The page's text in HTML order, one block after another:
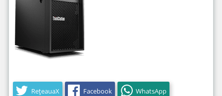
RețeauaX Facebook WhatsApp